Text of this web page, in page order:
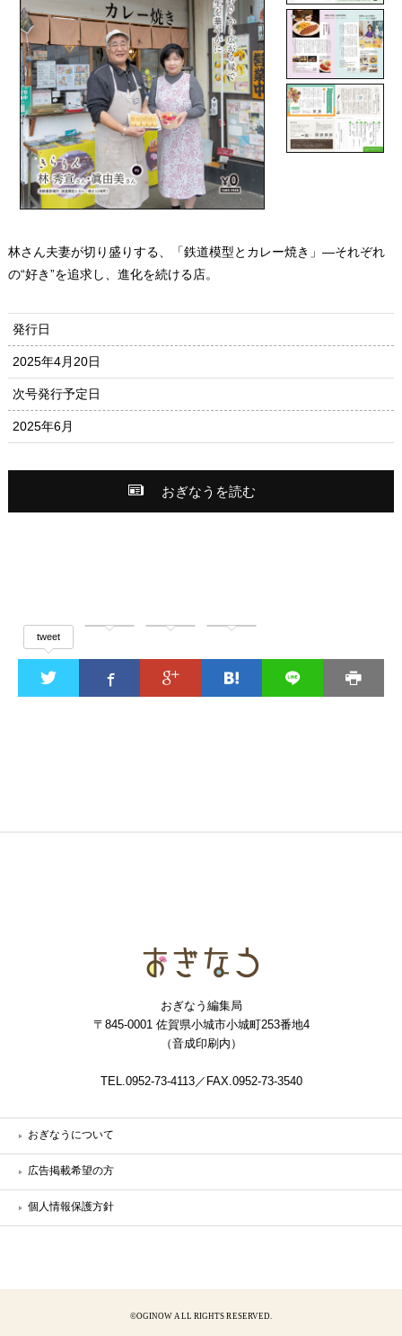
林さん夫妻が切り盛りする、「鉄道模型とカレー焼き」―それぞれ
の“好き”を追求し、進化を続ける店。
発行日
2025年4月20日
次号発行予定日
2025年6月
おぎなうを読む
tweet
おぎなう編集局
〒845-0001 佐賀県小城市小城町253番地4
（音成印刷内）
TEL.0952-73-4113／FAX.0952-73-3540
おぎなうについて
広告掲載希望の方
個人情報保護方針
©OGINOW ALL RIGHTS RESERVED.